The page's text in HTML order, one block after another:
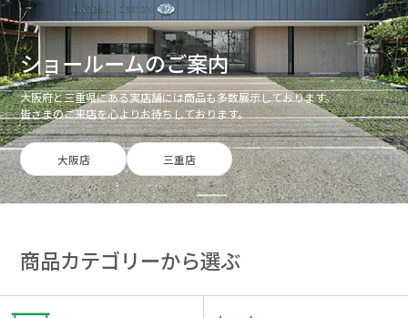
ショールームのご案内
大阪府と三重県にある実店舗には商品も多数展示しております。
皆さまのご来店を心よりお待ちしております。
大阪店 三重店
商品カテゴリーから選ぶ